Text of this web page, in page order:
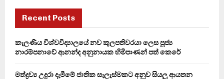
f
r
Recent Posts
කැලණිය විශ්වවිද්‍යාලයේ නව කුලපතිවරයා ලෙස පූජ්‍ය
නාරම්පනාවේ ආනන්ද අනුනායක හිමිපාණන් පත් කෙරේ
මත්ද්‍රව්‍ය උදුරා දැමීමේ ජාතික සැලැස්මකට අනුව සියලු ආයතන